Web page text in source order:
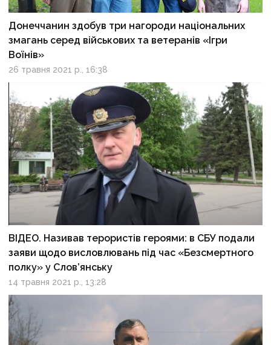
Донеччанин здобув три нагороди національних
змагань серед військових та ветеранів «Ігри
Воїнів»
26 травня 2021 р., 16:38
ВІДЕО. Називав терористів героями: в СБУ подали
заяви щодо висловлювань під час «Безсмертного
полку» у Слов’янську
14 травня 2021 р., 13:28